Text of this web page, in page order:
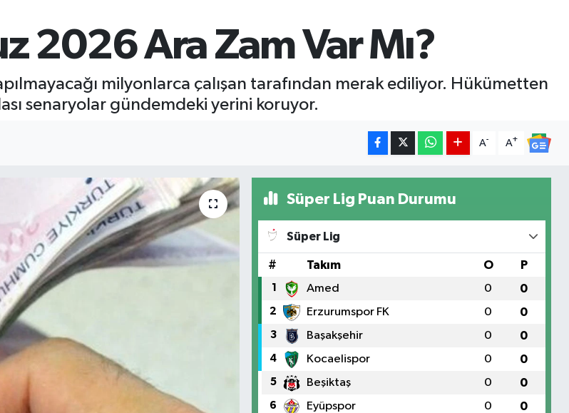
2026 Ara Zam Var Mı?
milyonlarca çalışan tarafından merak ediliyor. Hükümetten
senaryolar gündemdeki yerini koruyor.
A- A+
Süper Lig Puan Durumu
Süper Lig
# Takım O P
1 Amed 0 0
2 Erzurumspor FK 0 0
3 Başakşehir 0 0
4 Kocaelispor 0 0
5 Beşiktaş 0 0
6 Eyüpspor 0 0